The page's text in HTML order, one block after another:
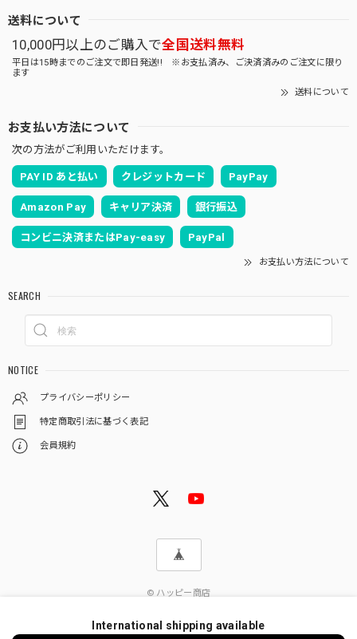
送料について
10,000円以上のご購入で全国送料無料
平日は15時までのご注文で即日発送!! ※お支払済み、ご決済済みのご注文に限り
ます
送料について
お支払い方法について
次の方法がご利用いただけます。
PAY ID あと払い クレジットカード PayPay
Amazon Pay キャリア決済 銀行振込
コンビニ決済またはPay-easy PayPal
お支払い方法について
SEARCH
NOTICE
プライバシーポリシー
特定商取引法に基づく表記
会員規約
© ハッピー商店
International shipping available